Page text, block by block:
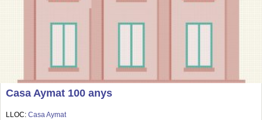
Casa Aymat 100 anys
LLOC: Casa Aymat